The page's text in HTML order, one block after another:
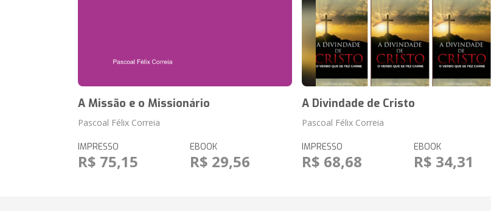
A Missão e o Missionário
Pascoal Félix Correia
IMPRESSO
R$ 75,15
EBOOK
R$ 29,56
A Divindade de Cristo
Pascoal Félix Correia
IMPRESSO
R$ 68,68
EBOOK
R$ 34,31